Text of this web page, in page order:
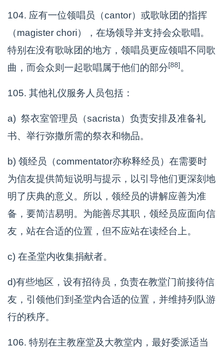
104. 应有一位领唱员（cantor）或歌咏团的指挥
（magister chori），在场领导并支持会众歌唱。
特别在没有歌咏团的地方，领唱员更应领唱不同歌
曲，而会众则一起歌唱属于他们的部分[88]。
105. 其他礼仪服务人员包括：
a) 祭衣室管理员（sacrista）负责安排及准备礼
书、举行弥撒所需的祭衣和物品。
b) 领经员（commentator亦称释经员）在需要时
为信友提供简短说明与提示，以引导他们更深刻地
明了庆典的意义。所以，领经员的讲解应善为准
备，要简洁易明。为能善尽其职，领经员应面向信
友，站在合适的位置，但不应站在读经台上。
c) 在圣堂内收集捐献者。
d)有些地区，设有招待员，负责在教堂门前接待信
友，引领他们到圣堂内合适的位置，并维持列队游
行的秩序。
106. 特别在主教座堂及大教堂内，最好委派适当